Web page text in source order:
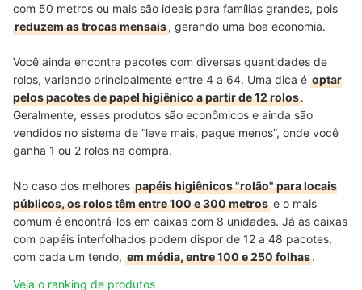
com 50 metros ou mais são ideais para famílias grandes, pois
reduzem as trocas mensais, gerando uma boa economia.
Você ainda encontra pacotes com diversas quantidades de
rolos, variando principalmente entre 4 a 64. Uma dica é optar
pelos pacotes de papel higiênico a partir de 12 rolos.
Geralmente, esses produtos são econômicos e ainda são
vendidos no sistema de “leve mais, pague menos”, onde você
ganha 1 ou 2 rolos na compra.
No caso dos melhores papéis higiênicos "rolão" para locais
públicos, os rolos têm entre 100 e 300 metros e o mais
comum é encontrá-los em caixas com 8 unidades. Já as caixas
com papéis interfolhados podem dispor de 12 a 48 pacotes,
com cada um tendo, em média, entre 100 e 250 folhas.
Veja o ranking de produtos